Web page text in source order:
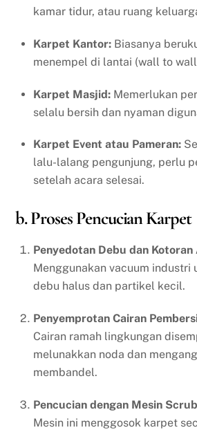
kamar tidur, atau ruang
Karpet Kantor: Biasanya
menempel di lantai (wall to
Karpet Masjid: Memerlukan
selalu bersih dan nyaman
Karpet Event atau Pameran:
lalu-lalang pengunjung, perlu
setelah acara selesai.
b. Proses Pencucian Karpet
Penyedotan Debu dan Kotoran
Menggunakan vacuum industri
debu halus dan partikel kecil.
Penyemprotan Cairan
Cairan ramah lingkungan
melunakkan noda dan
membandel.
Pencucian dengan Mesin
Mesin ini menggosok karpet